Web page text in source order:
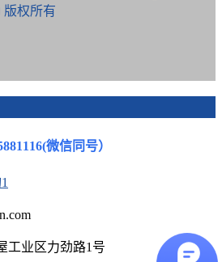
版权所有
微信同号）
工业区力劲路1号